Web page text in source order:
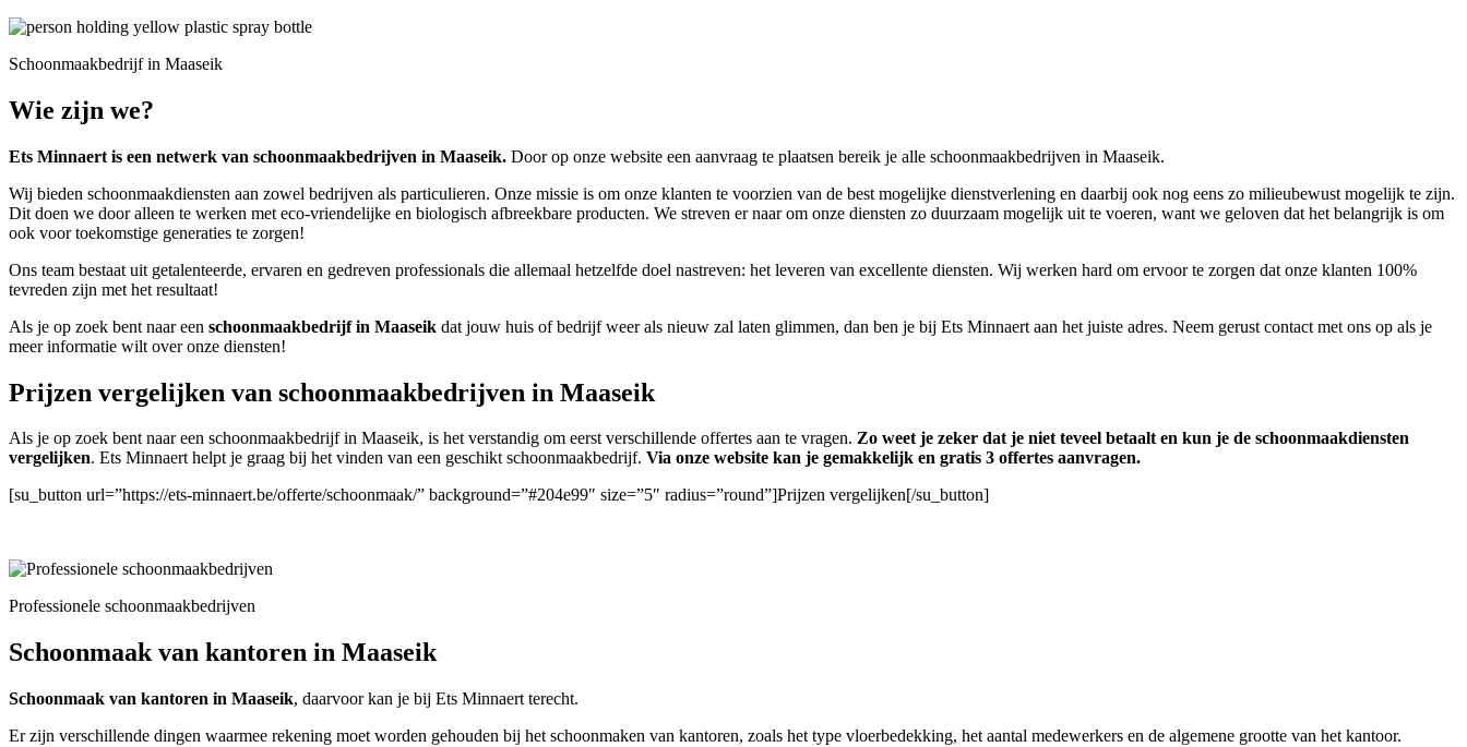
Schoonmaakbedrijf in Maaseik
Wie zijn we?
Ets Minnaert is een netwerk van schoonmaakbedrijven in Maaseik. Door op onze website een aanvraag te plaatsen bereik je alle schoonmaakbedrijven in Maaseik.
Wij bieden schoonmaakdiensten aan zowel bedrijven als particulieren. Onze missie is om onze klanten te voorzien van de best mogelijke dienstverlening en daarbij ook nog eens zo milieubewust mogelijk te zijn.
Dit doen we door alleen te werken met eco-vriendelijke en biologisch afbreekbare producten. We streven er naar om onze diensten zo duurzaam mogelijk uit te voeren, want we geloven dat het belangrijk is om
ook voor toekomstige generaties te zorgen!
Ons team bestaat uit getalenteerde, ervaren en gedreven professionals die allemaal hetzelfde doel nastreven: het leveren van excellente diensten. Wij werken hard om ervoor te zorgen dat onze klanten 100%
tevreden zijn met het resultaat!
Als je op zoek bent naar een schoonmaakbedrijf in Maaseik dat jouw huis of bedrijf weer als nieuw zal laten glimmen, dan ben je bij Ets Minnaert aan het juiste adres. Neem gerust contact met ons op als je
meer informatie wilt over onze diensten!
Prijzen vergelijken van schoonmaakbedrijven in Maaseik
Als je op zoek bent naar een schoonmaakbedrijf in Maaseik, is het verstandig om eerst verschillende offertes aan te vragen. Zo weet je zeker dat je niet teveel betaalt en kun je de schoonmaakdiensten
vergelijken. Ets Minnaert helpt je graag bij het vinden van een geschikt schoonmaakbedrijf. Via onze website kan je gemakkelijk en gratis 3 offertes aanvragen.
[su_button url=”https://ets-minnaert.be/offerte/schoonmaak/” background=”#204e99″ size=”5″ radius=”round”]Prijzen vergelijken[/su_button]
Professionele schoonmaakbedrijven
Schoonmaak van kantoren in Maaseik
Schoonmaak van kantoren in Maaseik, daarvoor kan je bij Ets Minnaert terecht.
Er zijn verschillende dingen waarmee rekening moet worden gehouden bij het schoonmaken van kantoren, zoals het type vloerbedekking, het aantal medewerkers en de algemene grootte van het kantoor.